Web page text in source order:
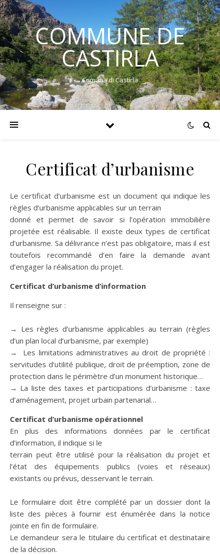
COMMUNE DE
CASTIRLA
Cumuna di Castirla
Certificat d’urbanisme
Le certificat d’urbanisme est un document qui indique les
règles d’urbanisme applicables sur un terrain
donné et permet de savoir si l’opération immobilière
projetée est réalisable. Il existe deux types de certificat
d’urbanisme. Sa délivrance n’est pas obligatoire, mais il est
toutefois recommandé d’en faire la demande avant
d’engager la réalisation du projet.
Certificat d’urbanisme d’information
Il renseigne sur :
→ Les règles d’urbanisme applicables au terrain (règles
d’un plan local d’urbanisme, par exemple)
→ Les limitations administratives au droit de propriété :
servitudes d’utilité publique, droit de préemption, zone de
protection dans le périmètre d’un monument historique…
→ La liste des taxes et participations d’urbanisme : taxe
d’aménagement, projet urbain partenarial…
Certificat d’urbanisme opérationnel
En plus des informations données par le certificat
d’information, il indique si le
terrain peut être utilisé pour la réalisation du projet et
l’état des équipements publics (voies et réseaux)
existants ou prévus, desservant le terrain.
Le formulaire doit être complété par un dossier dont la
liste des pièces à fournir est énumérée dans la notice
jointe en fin de formulaire.
Le demandeur sera le titulaire du certificat et destinataire
de la décision.